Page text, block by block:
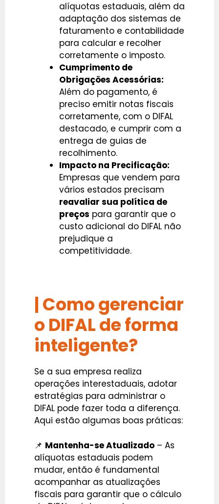
alíquotas estaduais, além da
adaptação dos sistemas de
faturamento e contabilidade
para calcular e recolher
corretamente o imposto.
Cumprimento de
Obrigações Acessórias:
Além do pagamento, é
preciso emitir notas fiscais
corretamente, com o DIFAL
destacado, e cumprir com a
entrega de guias de
recolhimento.
Impacto na Precificação:
Empresas que vendem para
vários estados precisam
reavaliar sua política de
preços para garantir que o
custo adicional do DIFAL não
prejudique a
competitividade.
| Como gerenciar
o DIFAL de forma
inteligente?
Se a sua empresa realiza
operações interestaduais, adotar
estratégias para administrar o
DIFAL pode fazer toda a diferença.
Aqui estão algumas boas práticas:
📌 Mantenha-se Atualizado – As
alíquotas estaduais podem
mudar, então é fundamental
acompanhar as atualizações
fiscais para garantir que o cálculo